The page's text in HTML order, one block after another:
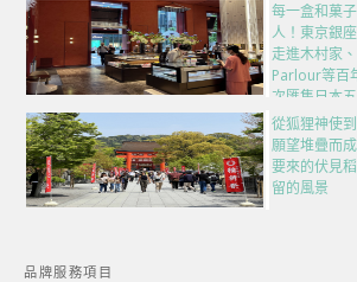
每一盒和菓
人！東京銀
走進木村家
Parlour等百
次匯集日本
從狐狸神使
願望堆疊而
要來的伏見
留的風景
品牌服務項目